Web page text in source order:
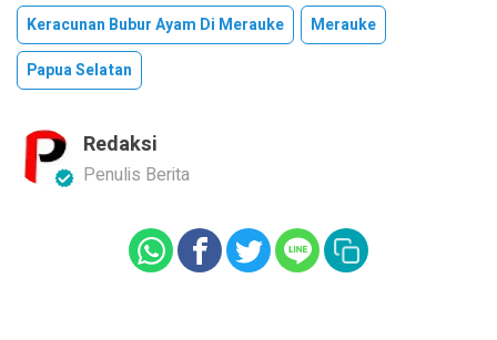
Keracunan Bubur Ayam Di Merauke
Merauke
Papua Selatan
Redaksi
Penulis Berita